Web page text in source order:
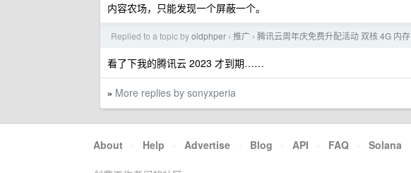
内容农场，只能发现一个屏蔽一个。
Replied to a topic byoldphper › 推广 › 腾讯云周年庆免费升配活动 双核 4G 内
看了下我的腾讯云 2023 才到期……
» More replies by sonyxperia
About · Help · Advertise · Blog · API · FAQ · Solana